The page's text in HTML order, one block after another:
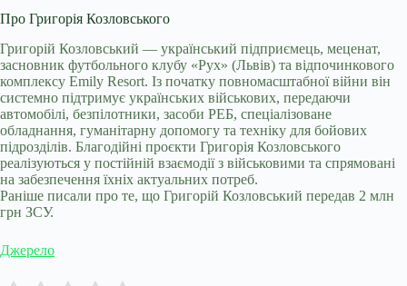
Про Григорія Козловського
Григорій Козловський — український підприємець, меценат,
засновник футбольного клубу «Рух» (Львів) та відпочинкового
комплексу Emily Resort. Із початку повномасштабної війни він
системно підтримує українських військових, передаючи
автомобілі, безпілотники, засоби РЕБ, спеціалізоване
обладнання, гуманітарну допомогу та техніку для бойових
підрозділів. Благодійні проєкти Григорія Козловського
реалізуються у постійній взаємодії з військовими та спрямовані
на забезпечення їхніх актуальних потреб.
Раніше писали про те, що Григорій Козловський передав 2 млн
грн ЗСУ.
Джерело